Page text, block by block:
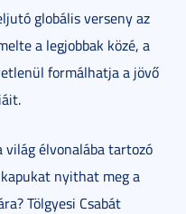
globális verseny az
a legjobbak közé, a
formálhatja a jövő
élvonalába tartozó
nyithat meg a
Tölgyesi Csabát